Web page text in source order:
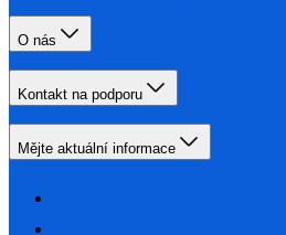
O nás
Kontakt na podporu
Mějte aktuální informace